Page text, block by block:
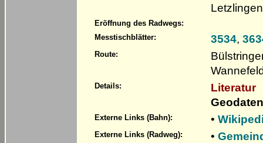
Eröffnung des Radwegs:
Messtischblätter:
3534,
Route:
Details:
Literatur
Externe Links (Bahn): •
Externe Links (Radweg): •